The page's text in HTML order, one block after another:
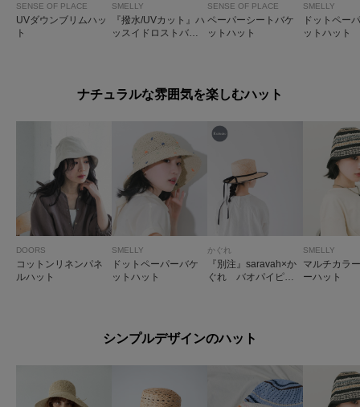
SENSE OF PLACE
UVダウンブリムハッ
ト
SMELLY
『撥水/UVカット』ハ
ッスイドロストバケ
SENSE OF PLACE
ペーパーシートバケ
ットハット
SMELLY
ドットペー
ットハット
ナチュラルな雰囲気を楽しむハット
DOORS
コットンリネンパネ
ルハット
SMELLY
ドットペーパーバケ
ットハット
かぐれ
『別注』saravah×か
ぐれ バオパイピン
SMELLY
マルチカラ
ーハット
シンプルデザインのハット